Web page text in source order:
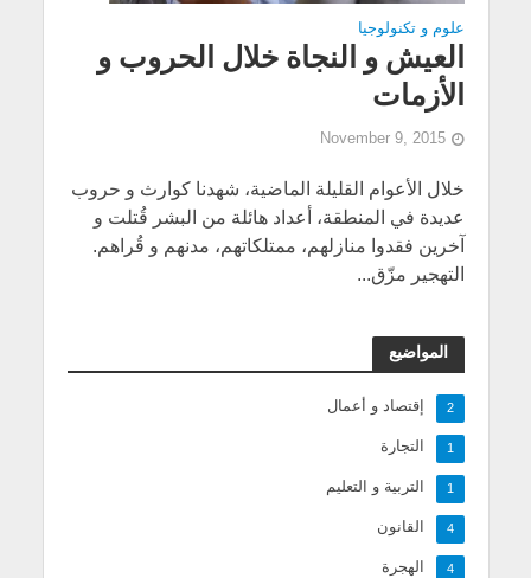
علوم و تكنولوجيا
العيش و النجاة خلال الحروب و
الأزمات
November 9, 2015
خلال الأعوام القليلة الماضية، شهدنا كوارث و حروب
عديدة في المنطقة، أعداد هائلة من البشر قُتلت و
آخرين فقدوا منازلهم، ممتلكاتهم، مدنهم و قُراهم.
التهجير مزّق...
المواضيع
إقتصاد و أعمال 2
التجارة 1
التربية و التعليم 1
القانون 4
الهجرة 4